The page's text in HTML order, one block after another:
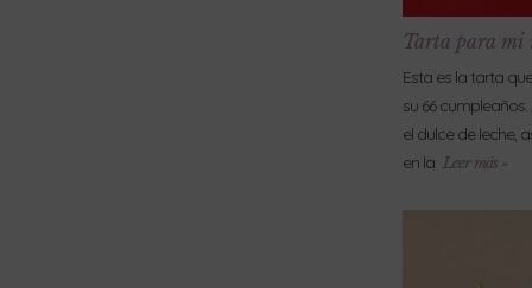
Tarta para mi
Esta es la tarta
su 66
el dulce de leche,
en la Leer más »